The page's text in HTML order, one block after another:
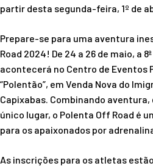
partir desta segunda-feira, 1º de
Prepare-se para uma aventura
Road 2024! De 24 a 26 de maio, a
acontecerá no Centro de Eventos
“Polentão”, em Venda Nova do
Capixabas. Combinando
único lugar, o Polenta Off Road é
para os apaixonados por
As inscrições para os atletas